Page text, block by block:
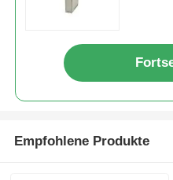
Qualitätskontrolle
Kontakt mit uns
Empfohlene Produkte